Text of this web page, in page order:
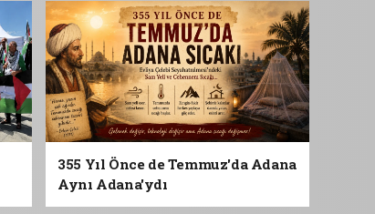
355 Yıl Önce de Temmuz'da Adana
Aynı Adana'ydı